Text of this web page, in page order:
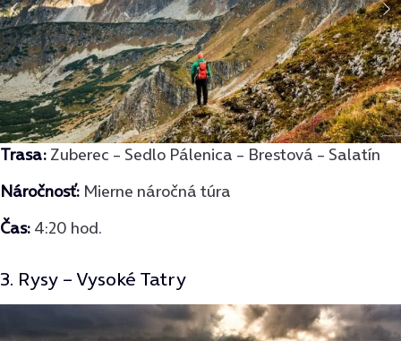
Trasa: Zuberec – Sedlo Pálenica – Brestová – Salatín
Náročnosť: Mierne náročná túra
Čas: 4:20 hod.
3. Rysy – Vysoké Tatry